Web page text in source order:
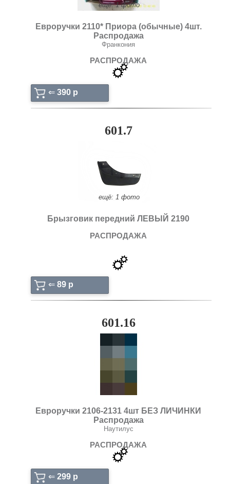
ещё: 1 фото
Евроручки 2110* Приора (обычные) 4шт.
Распродажа
Франкония
РАСПРОДАЖА
⇐ 390 p
601.7
ещё: 1 фото
Брызговик передний ЛЕВЫЙ 2190
РАСПРОДАЖА
⇐ 89 p
601.16
Евроручки 2106-2131 4шт БЕЗ ЛИЧИНКИ
Распродажа
Наутилус
РАСПРОДАЖА
⇐ 299 p